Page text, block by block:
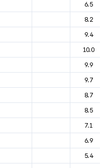
6.5
8.2
9.4
10.0
9.9
9.7
8.7
8.5
7.1
6.9
5.4